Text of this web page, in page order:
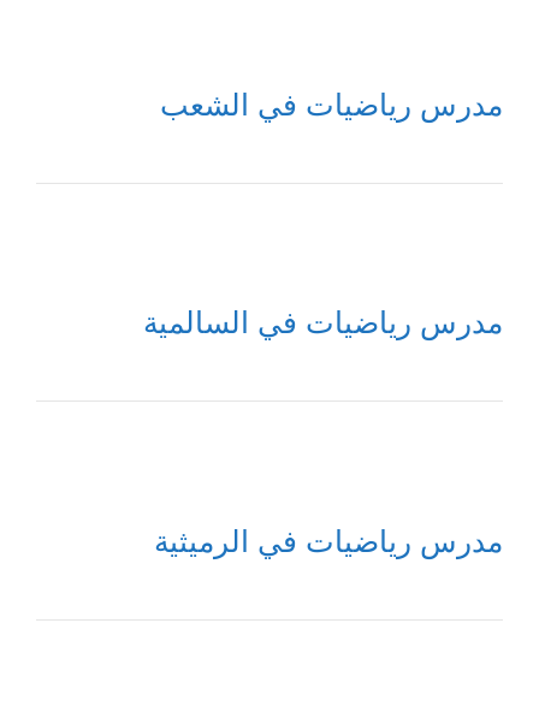
مدرس رياضيات في الشعب
مدرس رياضيات في السالمية
مدرس رياضيات في الرميثية